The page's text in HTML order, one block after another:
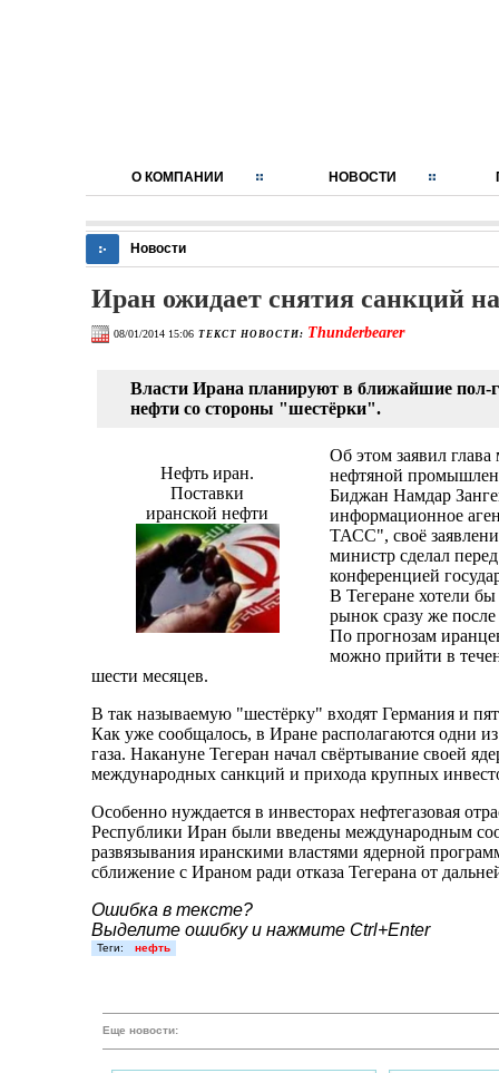
О КОМПАНИИ НОВОСТИ
Новости
Иран ожидает снятия санкций
08/01/2014 15:06 ТЕКСТ НОВОСТИ: Thunderbearer
Власти Ирана планируют в ближайшие пол-
нефти со стороны "шестёрки".
Нефть иран.
Поставки
иранской нефти
Об этом заявил глава
нефтяной
Биджан Намдар
информационное
ТАСС", своё
министр сделал
конференцией
В Тегеране хотели бы
рынок сразу же
По прогнозам
можно прийти в
шести месяцев.
В так называемую "шестёрку" входят Германия и
Как уже сообщалось, в Иране располагаются одни
газа. Накануне Тегеран начал свёртывание своей
международных санкций и прихода крупных
Особенно нуждается в инвесторах нефтегазовая
Республики Иран были введены международным
развязывания иранскими властями ядерной
сближение с Ираном ради отказа Тегерана от
Ошибка в тексте?
Выделите ошибку и нажмите Ctrl+Enter
Теги: нефть
Еще новости: